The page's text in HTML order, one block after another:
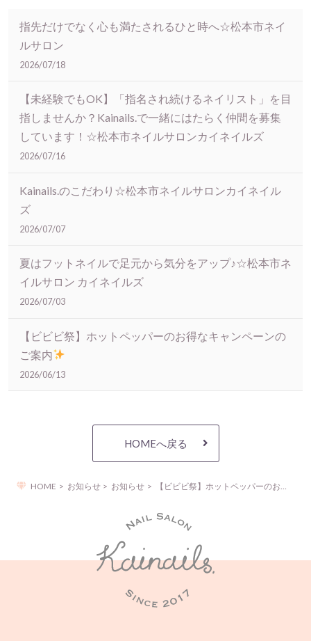
指先だけでなく心も満たされるひと時へ☆松本市ネイ
ルサロン
2026/07/18
【未経験でもOK】「指名され続けるネイリスト」を目
指しませんか？Kainails.で一緒にはたらく仲間を募集
しています！☆松本市ネイルサロンカイネイルズ
2026/07/16
Kainails.のこだわり☆松本市ネイルサロンカイネイル
ズ
2026/07/07
夏はフットネイルで足元から気分をアップ♪☆松本市ネ
イルサロン カイネイルズ
2026/07/03
【ビビビ祭】ホットペッパーのお得なキャンペーンの
ご案内
2026/06/13
HOMEへ戻る
HOME お知らせ お知らせ